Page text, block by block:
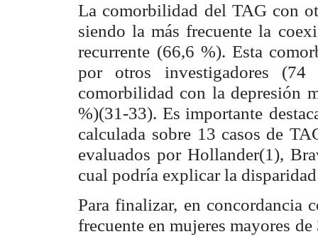
La comorbilidad del TAG con
siendo la más frecuente la
recurrente (66,6 %). Esta
por otros investigadores
comorbilidad con la depresión
%)(31-33). Es importante
calculada sobre 13 casos de
evaluados por Hollander(1),
cual podría explicar la
Para finalizar, en concordancia
frecuente en mujeres mayores de